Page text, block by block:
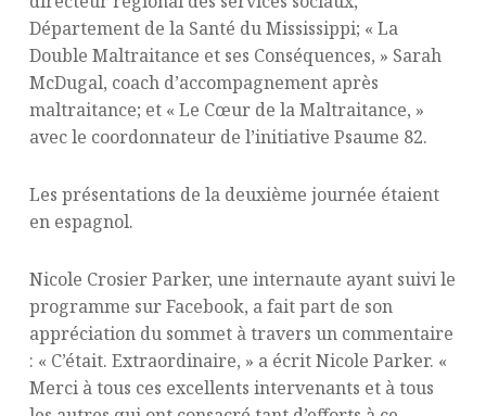
Département de la Santé du Mississippi; « La
Double Maltraitance et ses Conséquences, » Sarah
McDugal, coach d’accompagnement après
maltraitance; et « Le Cœur de la Maltraitance, »
avec le coordonnateur de l’initiative Psaume 82.
Les présentations de la deuxième journée étaient
en espagnol.
Nicole Crosier Parker, une internaute ayant suivi le
programme sur Facebook, a fait part de son
appréciation du sommet à travers un commentaire
: « C’était. Extraordinaire, » a écrit Nicole Parker. «
Merci à tous ces excellents intervenants et à tous